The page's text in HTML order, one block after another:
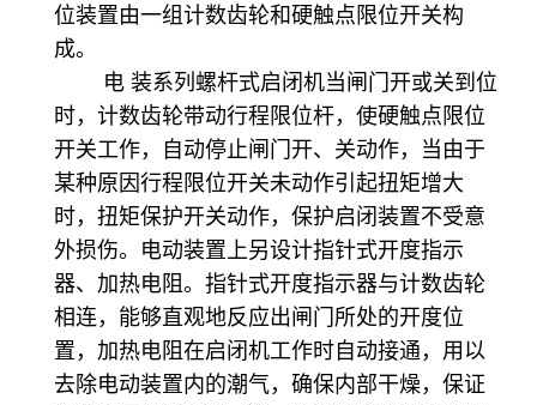
位装置由一组计数齿轮和硬触点限位开关构
成。
电 装系列螺杆式启闭机当闸门开或关到位
时，计数齿轮带动行程限位杆，使硬触点限位
开关工作，自动停止闸门开、关动作，当由于
某种原因行程限位开关未动作引起扭矩增大
时，扭矩保护开关动作，保护启闭装置不受意
外损伤。电动装置上另设计指针式开度指示
器、加热电阻。指针式开度指示器与计数齿轮
相连，能够直观地反应出闸门所处的开度位
置，加热电阻在启闭机工作时自动接通，用以
去除电动装置内的潮气，确保内部干燥，保证